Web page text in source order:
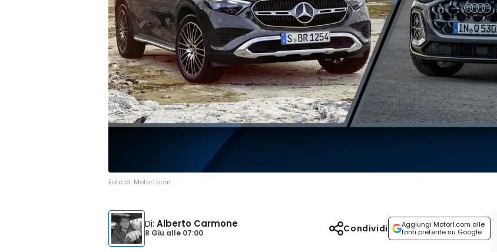
Foto di: Motor1.com
Di: Alberto Carmone
8 Giu alle 07:00
Aggiungi Motor1.com alle
fonti preferite su Google
Condividi